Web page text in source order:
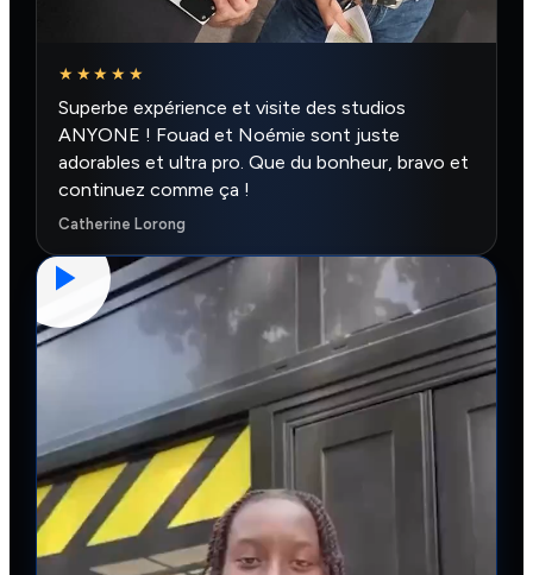
★★★★★
Superbe expérience et visite des studios
ANYONE ! Fouad et Noémie sont juste
adorables et ultra pro. Que du bonheur, bravo et
continuez comme ça !
Catherine Lorong